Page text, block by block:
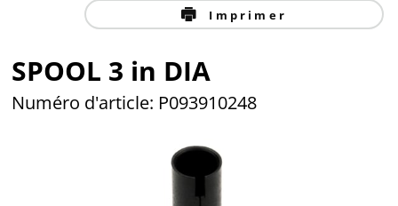
Imprimer
SPOOL 3 in DIA
Numéro d'article: P093910248